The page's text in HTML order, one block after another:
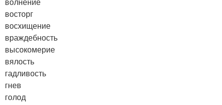
восторг
восхищение
враждебность
высокомерие
вялость
гадливость
гнев
голод